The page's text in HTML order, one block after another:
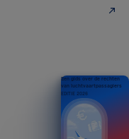
Een gids over de rechten
van luchtvaartpassagiers
EDITIE 2026